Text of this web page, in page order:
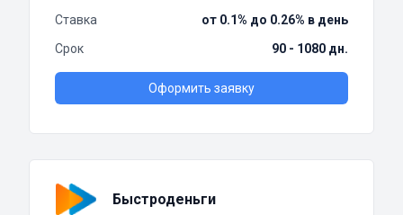
Ставка
от 0.1% до 0.26% в день
Срок
90 - 1080 дн.
Оформить заявку
Быстроденьги